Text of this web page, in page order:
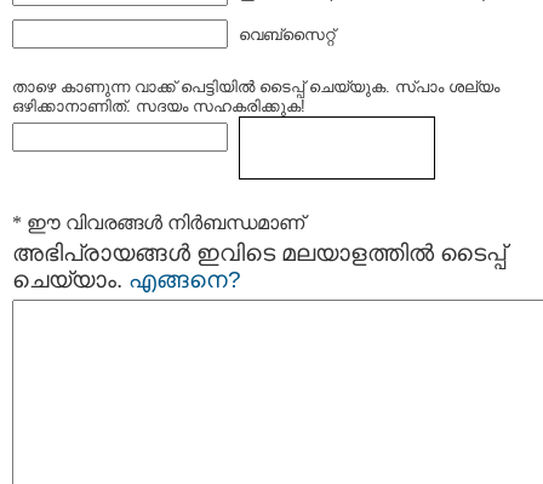
വെബ്സൈറ്റ്
താഴെ കാണുന്ന വാക്ക് പെട്ടിയില്‍ ടൈപ്പ്‌ ചെയ്യുക. സ്പാം ശല്യം
ഒഴിക്കാനാണിത്. സദയം സഹകരിക്കുക!
* ഈ വിവരങ്ങള്‍ നിര്‍ബന്ധമാണ്
അഭിപ്രായങ്ങള്‍ ഇവിടെ മലയാളത്തില്‍ ടൈപ്പ്
ചെയ്യാം. എങ്ങനെ?